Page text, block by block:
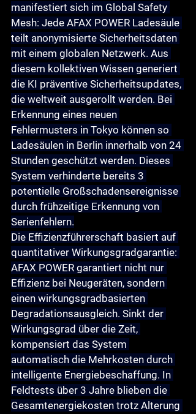
manifestiert sich im Global Safety
Mesh: Jede AFAX POWER Ladesäule
teilt anonymisierte Sicherheitsdaten
mit einem globalen Netzwerk. Aus
diesem kollektiven Wissen generiert
die KI präventive Sicherheitsupdates,
die weltweit ausgerollt werden. Bei
Erkennung eines neuen
Fehlermusters in Tokyo können so
Ladesäulen in Berlin innerhalb von 24
Stunden geschützt werden. Dieses
System verhinderte bereits 3
potentielle Großschadensereignisse
durch frühzeitige Erkennung von
Serienfehlern.
Die Effizienzführerschaft basiert auf
quantitativer Wirkungsgradgarantie:
AFAX POWER garantiert nicht nur
Effizienz bei Neugeräten, sondern
einen wirkungsgradbasierten
Degradationsausgleich. Sinkt der
Wirkungsgrad über die Zeit,
kompensiert das System
automatisch die Mehrkosten durch
intelligente Energiebeschaffung. In
Feldtests über 3 Jahre blieben die
Gesamtenergiekosten trotz Alterung